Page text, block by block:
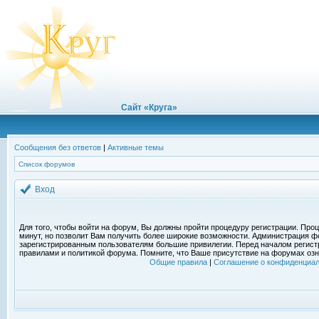
Сайт «Круга»
Сообщения без ответов | Активные темы
Список форумов
Вход
Для того, чтобы войти на форум, Вы должны пройти процедуру регистрации.
минут, но позволит Вам получить более широкие возможности. Администрация
зарегистрированным пользователям большие привилегии. Перед началом
правилами и политикой форума. Помните, что Ваше присутствие на форумах
Общие правила| Соглашение о